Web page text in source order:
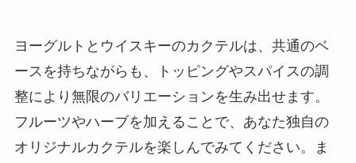
ヨーグルトとウイスキーのカクテルは、共通のベ
ースを持ちながらも、トッピングやスパイスの調
整により無限のバリエーションを生み出せます。
フルーツやハーブを加えることで、あなた独自の
オリジナルカクテルを楽しんでみてください。ま